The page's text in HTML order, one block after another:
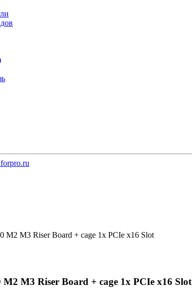
M2 M3 Riser Board + cage 1x PCIe x16 Slot
M3 Riser Board + cage 1x PCIe x16 Slot